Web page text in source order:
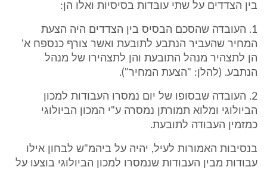
בין הצדדים על שתי עובדות בסיסיות ואלו הן:
1. העובדה שהסכם הבסיס בין הצדדים היה הצעת
המחיר שהעביר הנתבע לתובעת ואשר צורף כנספח א'
הן לתצהיר מנהל התובעת והן לתצהירו של מנהל
הנתבע. (להלן: "הצעת המחיר").
2. העובדה שבסופו של יום נמסרו העבודות למכון
הביולוגי ומלוא תמורתן נמסרה ע"י המכון הביולוגי
כמזמין העבודה לתובעת.
בנסיבות האמורות לעיל, יהיה על ביהמ"ש לבחון אילו
עבודות מבין העבודות שנמסרו למכון הביולוגי בוצעו על